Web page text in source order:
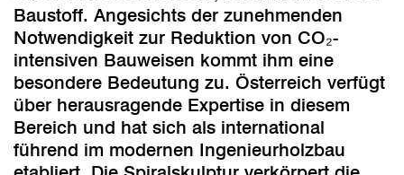
Baustoff. Angesichts der zunehmenden
Notwendigkeit zur Reduktion von CO₂-
intensiven Bauweisen kommt ihm eine
besondere Bedeutung zu. Österreich verfügt
über herausragende Expertise in diesem
Bereich und hat sich als international
führend im modernen Ingenieurholzbau